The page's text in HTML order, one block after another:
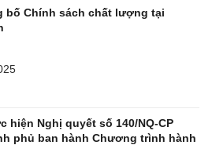
bố Chính sách chất lượng tại
hiện Nghị quyết số 140/NQ-CP
phủ ban hành Chương trình hành